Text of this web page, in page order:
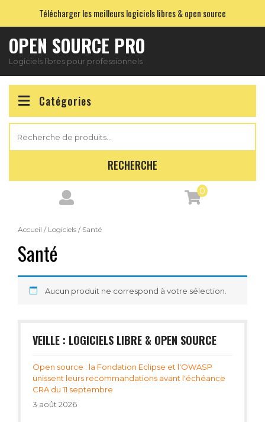
content
Télécharger les meilleurs logiciels libres & open source
OPEN SOURCE PRO
Logiciels libres pour professionnels
Catégories
pour :
RECHERCHE
0
Accueil / Logiciels / Santé
Santé
Aucun produit ne correspond à votre sélection.
VEILLE : LOGICIELS LIBRE & OPEN SOURCE
Open source : la Fondation Eclipse et l'OWASP
unissent leurs recommandations avant l'échéance
CRA du 11 septembre
3 août 2026